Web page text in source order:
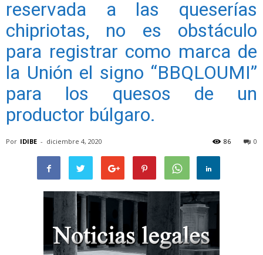
reservada a las queserías
chipriotas, no es obstáculo
para registrar como marca de
la Unión el signo “BBQLOUMI”
para los quesos de un
productor búlgaro.
Por IDIBE - diciembre 4, 2020 0
86